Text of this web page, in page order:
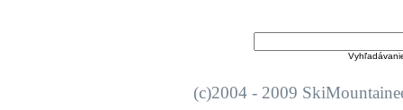
(c)2004 - 2009